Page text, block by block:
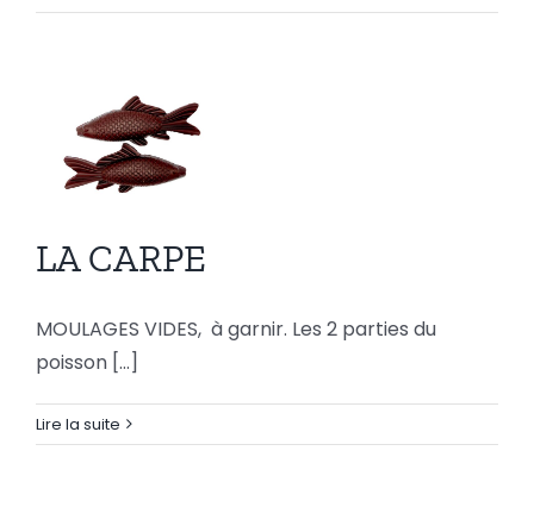
LA
LA CARPE
MOULAGES VIDES, à garnir. Les 2 parties du
poisson [...]
Lire la suite